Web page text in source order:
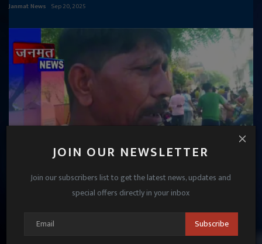
JOIN OUR NEWSLETTER
Join our subscribers list to get the latest news, updates and
special offers directly in your inbox
Subscribe
Janmat News Sep 20, 2025
लखीमपुर खीरी में गैस संकट पर बवाल, एजेंसी पर उपभोक्ताओं
Janmat News Apr 21, 2026